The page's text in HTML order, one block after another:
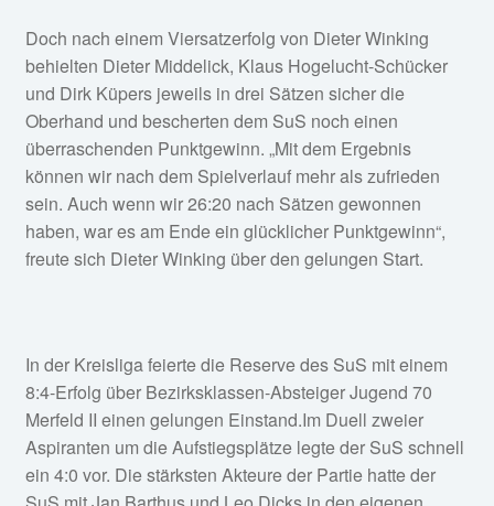
Doch nach einem Viersatzerfolg von Dieter Winking
behielten Dieter Middelick, Klaus Hogelucht-Schücker
und Dirk Küpers jeweils in drei Sätzen sicher die
Oberhand und bescherten dem SuS noch einen
überraschenden Punktgewinn. „Mit dem Ergebnis
können wir nach dem Spielverlauf mehr als zufrieden
sein. Auch wenn wir 26:20 nach Sätzen gewonnen
haben, war es am Ende ein glücklicher Punktgewinn“,
freute sich Dieter Winking über den gelungen Start.
In der Kreisliga feierte die Reserve des SuS mit einem
8:4-Erfolg über Bezirksklassen-Absteiger Jugend 70
Merfeld II einen gelungen Einstand.Im Duell zweier
Aspiranten um die Aufstiegsplätze legte der SuS schnell
ein 4:0 vor. Die stärksten Akteure der Partie hatte der